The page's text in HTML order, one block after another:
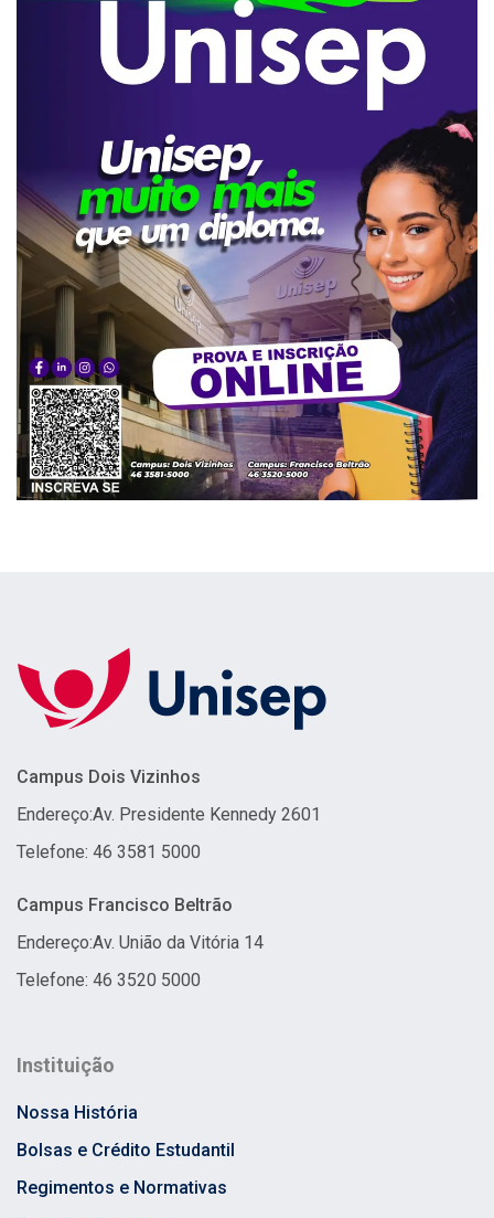
Campus Dois Vizinhos
Endereço:Av. Presidente Kennedy 2601
Telefone: 46 3581 5000
Campus Francisco Beltrão
Endereço:Av. União da Vitória 14
Telefone: 46 3520 5000
Instituição
Nossa História
Bolsas e Crédito Estudantil
Regimentos e Normativas